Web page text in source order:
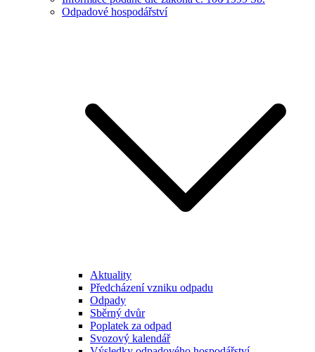
Odpadové hospodářství
Aktuality
Předcházení vzniku odpadu
Odpady
Sběrný dvůr
Poplatek za odpad
Svozový kalendář